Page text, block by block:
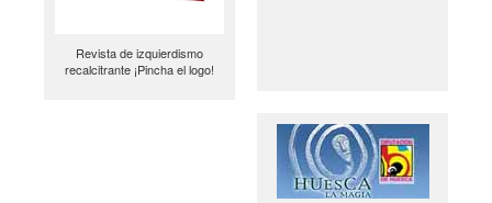
Revista de izquierdismo
recalcitrante ¡Pincha el logo!